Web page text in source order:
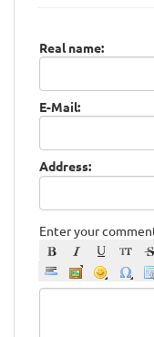
Real name:
E-Mail:
Address:
Enter your